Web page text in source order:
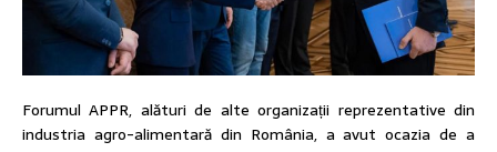
Forumul APPR, alături de alte organizații reprezentative din
industria agro-alimentară din România, a avut ocazia de a